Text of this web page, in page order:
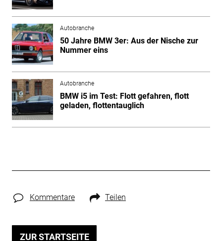
Autobranche
50 Jahre BMW 3er: Aus der Nische zur
Nummer eins
Autobranche
BMW i5 im Test: Flott gefahren, flott
geladen, flottentauglich
Kommentare Teilen
ZUR STARTSEITE